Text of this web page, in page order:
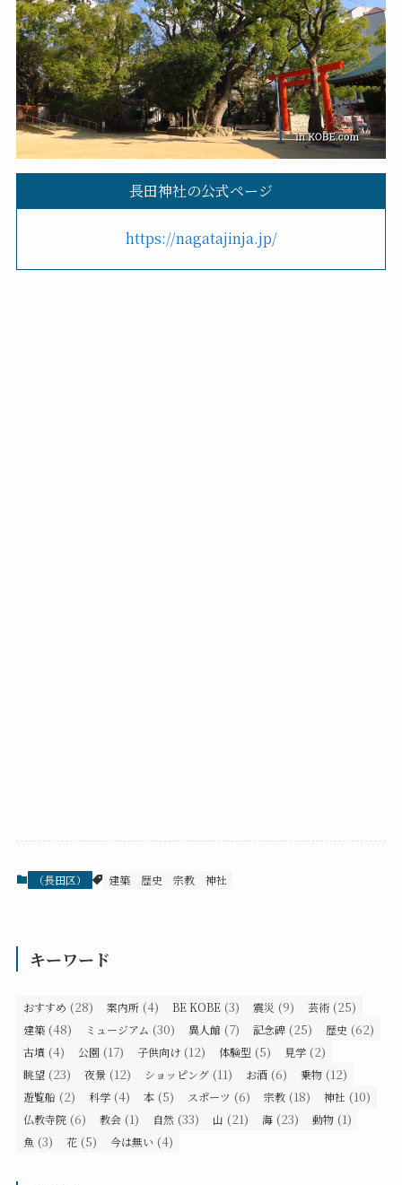
長田神社の公式ページ
https://nagatajinja.jp/
（長田区） 建築 歴史 宗教 神社
キーワード
おすすめ (28) 案内所 (4) BE KOBE (3) 震災 (9) 芸術 (25)
建築 (48) ミュージアム (30) 異人館 (7) 記念碑 (25) 歴史 (62)
古墳 (4) 公園 (17) 子供向け (12) 体験型 (5) 見学 (2)
眺望 (23) 夜景 (12) ショッピング (11) お酒 (6) 乗物 (12)
遊覧船 (2) 科学 (4) 本 (5) スポーツ (6) 宗教 (18) 神社 (10)
仏教寺院 (6) 教会 (1) 自然 (33) 山 (21) 海 (23) 動物 (1)
魚 (3) 花 (5) 今は無い (4)